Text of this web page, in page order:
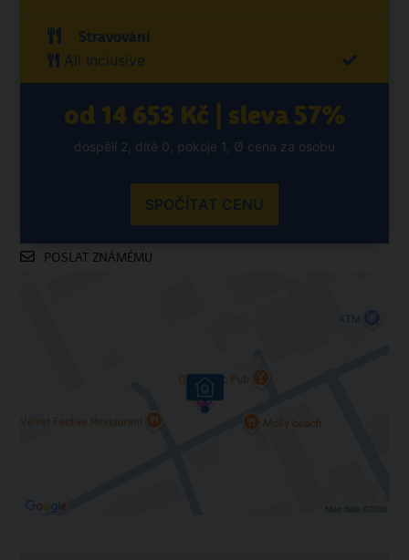
Stravování
All Inclusive
od 14 653 Kč | sleva 57%
dospělí 2, dítě 0, pokoje 1, Ø cena za osobu
SPOČÍTAT CENU
POSLAT ZNÁMÉMU